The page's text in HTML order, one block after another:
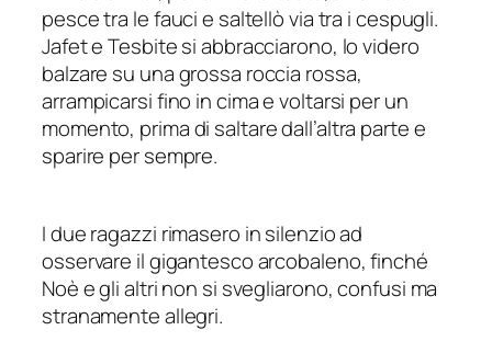
pesce tra le fauci e saltellò via tra i cespugli.
Jafet e Tesbite si abbracciarono, lo videro
balzare su una grossa roccia rossa,
arrampicarsi fino in cima e voltarsi per un
momento, prima di saltare dall’altra parte e
sparire per sempre.
I due ragazzi rimasero in silenzio ad
osservare il gigantesco arcobaleno, finché
Noè e gli altri non si svegliarono, confusi ma
stranamente allegri.